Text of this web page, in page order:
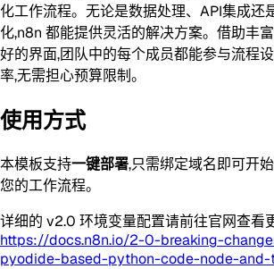
化工作流程。无论是数据处理、API集成还
化,n8n 都能提供灵活的解决方案。借助丰
好的界面,团队中的每个成员都能参与流程
率,无需担心预算限制。
使用方式
本模板支持一键部署,只需绑定域名即可开
您的工作流程。
详细的 v2.0 环境变量配置请前往官网查看
https://docs.n8n.io/2-0-breaking-
pyodide-based-python-code-node-and-